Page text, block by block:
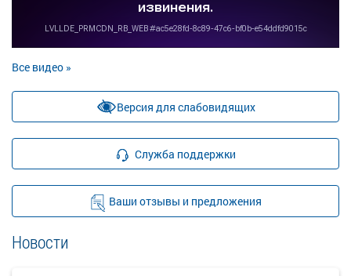
Все видео »
Версия для слабовидящих
Служба поддержки
Ваши отзывы и предложения
Новости